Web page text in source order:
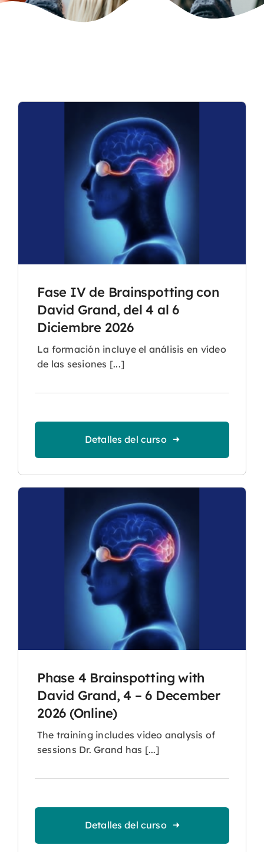
Fase IV de Brainspotting con
David Grand, del 4 al 6
Diciembre 2026
La formación incluye el análisis en vídeo
de las sesiones [...]
Detalles del curso
Phase 4 Brainspotting with
David Grand, 4 – 6 December
2026 (Online)
The training includes video analysis of
sessions Dr. Grand has [...]
Detalles del curso